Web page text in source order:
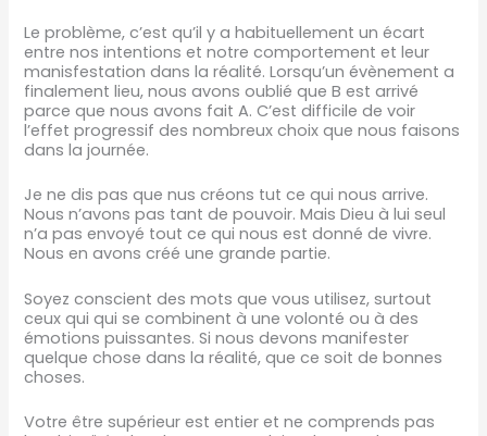
Le problème, c’est qu’il y a habituellement un écart
entre nos intentions et notre comportement et leur
manisfestation dans la réalité. Lorsqu’un évènement a
finalement lieu, nous avons oublié que B est arrivé
parce que nous avons fait A. C’est difficile de voir
l’effet progressif des nombreux choix que nous faisons
dans la journée.
Je ne dis pas que nus créons tut ce qui nous arrive.
Nous n’avons pas tant de pouvoir. Mais Dieu à lui seul
n’a pas envoyé tout ce qui nous est donné de vivre.
Nous en avons créé une grande partie.
Soyez conscient des mots que vous utilisez, surtout
ceux qui qui se combinent à une volonté ou à des
émotions puissantes. Si nous devons manifester
quelque chose dans la réalité, que ce soit de bonnes
choses.
Votre être supérieur est entier et ne comprends pas